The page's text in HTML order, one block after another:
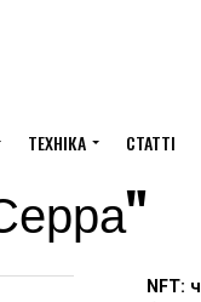
ТЕХНІКА СТАТТІ
NFT: